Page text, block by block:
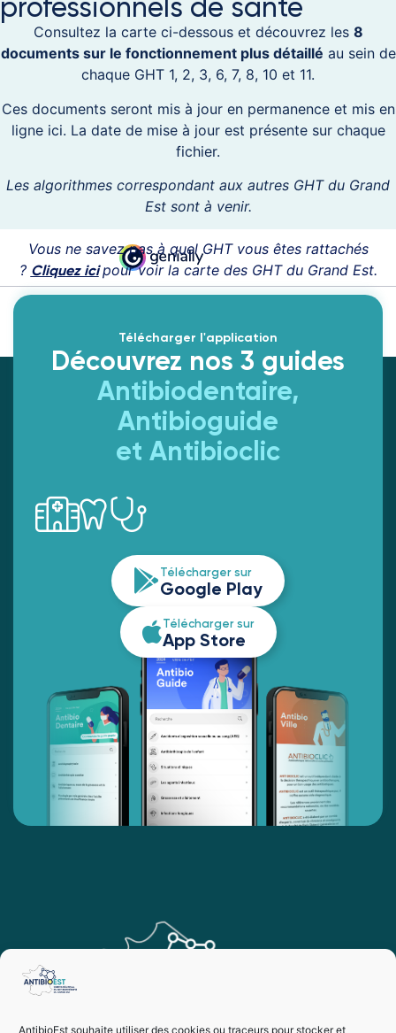
AntibioEst souhaite utiliser des cookies ou traceurs pour stocker et
professionnels de santé
Consultez la carte ci-dessous et découvrez les 8
documents sur le fonctionnement plus détaillé au sein de
chaque GHT 1, 2, 3, 6, 7, 8, 10 et 11.
Ces documents seront mis à jour en permanence et mis en
ligne ici. La date de mise à jour est présente sur chaque
fichier.
Les algorithmes correspondant aux autres GHT du Grand
Est sont à venir.
Vous ne savez pas à quel GHT vous êtes rattachés
? Cliquez ici pour voir la carte des GHT du Grand Est.
Télécharger l'application
Découvrez nos 3 guides
Antibiodentaire,
Antibioguide
et Antibioclic
Télécharger sur
Google Play
Télécharger sur
App Store